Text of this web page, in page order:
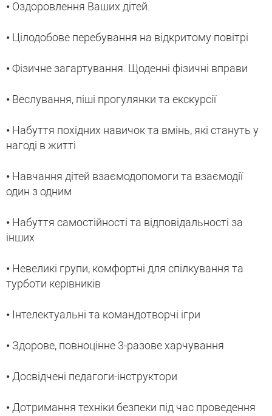
• Оздоровлення Ваших дітей.
• Цілодобове перебування на відкритому повітрі
• Фізичне загартування. Щоденні фізичні вправи
• Веслування, піші прогулянки та екскурсії
• Набуття похідних навичок та вмінь, які стануть у
нагоді в житті
• Навчання дітей взаємодопомоги та взаємодії
один з одним
• Набуття самостійності та відповідальності за
інших
• Невеликі групи, комфортні для спілкування та
турботи керівників
• Інтелектуальні та командотворчі ігри
• Здорове, повноцінне 3-разове харчування
• Досвідчені педагоги-інструктори
• Дотримання техніки безпеки під час проведення